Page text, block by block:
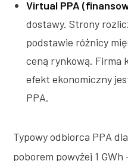
Virtual PPA
dostawy. Strony
podstawie różnicy
ceną rynkową. Firma
efekt ekonomiczny
PPA.
Typowy odbiorca PPA
poborem powyżej 1